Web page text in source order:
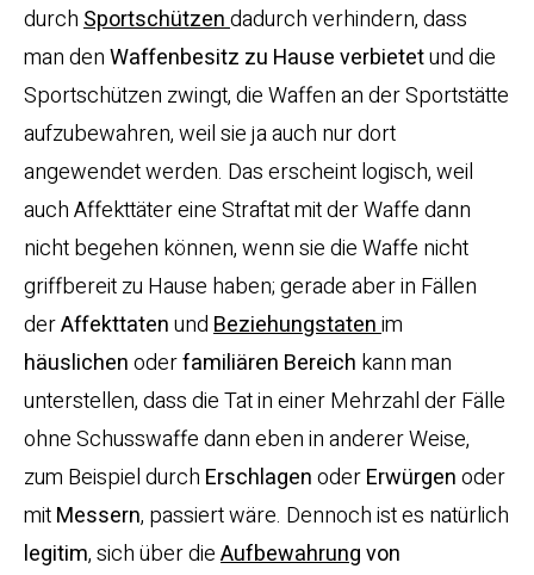
durchSportschützendadurch verhindern, dass
man denWaffenbesitz zu Hause verbietetund die
Sportschützen zwingt, die Waffen an der Sportstätte
aufzubewahren, weil sie ja auch nur dort
angewendet werden. Das erscheint logisch, weil
auch Affekttäter eine Straftat mit der Waffe dann
nicht begehen können, wenn sie die Waffe nicht
griffbereit zu Hause haben; gerade aber in Fällen
derAffekttatenundBeziehungstatenim
häuslichenoderfamiliären Bereich kann man
unterstellen, dass die Tat in einer Mehrzahl der Fälle
ohne Schusswaffe dann eben in anderer Weise,
zum Beispiel durch ErschlagenoderErwürgenoder
mitMessern, passiert wäre. Dennoch ist es natürlich
legitim, sich über dieAufbewahrungvon